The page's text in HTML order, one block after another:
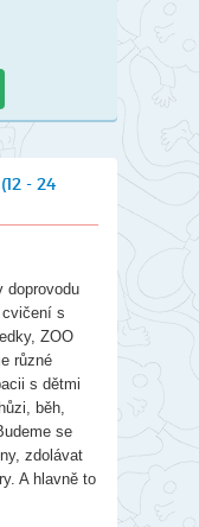
- 24
doprovodu
s
ZOO
různé
s dětmi
běh,
se
zdolávat
A hlavně to